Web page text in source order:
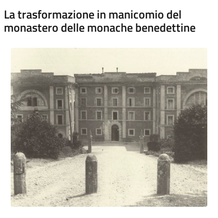
La trasformazione in manicomio del
monastero delle monache benedettine